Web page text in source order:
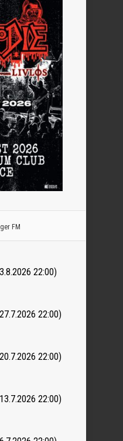
FM
22:00)
22:00)
22:00)
22:00)